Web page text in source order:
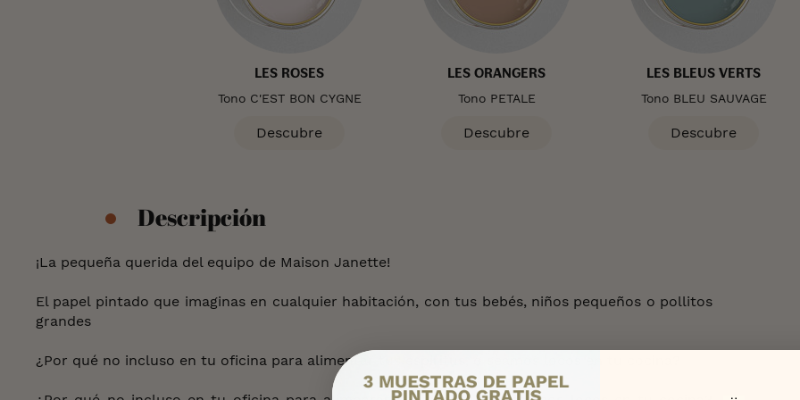
LES ROSES
Tono C'EST BON CYGNE
Descubre
LES ORANGERS
Tono PETALE
Descubre
LES BLEUS VERTS
Tono BLEU SAUVAGE
Descubre
Descripción
¡La pequeña querida del equipo de Maison Janette!
El papel pintado que imaginas en cualquier habitación, con tus bebés, niños pequeños o pollitos
grandes
¿Por qué no incluso en tu oficina para alimentar tus espíritus, o seamos locos en tu cocina?